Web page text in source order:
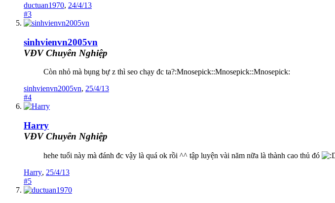
ductuan1970, 24/4/13
#3
sinhvienvn2005vn
VĐV Chuyên Nghiệp
Còn nhỏ mà bụng bự z thì seo chạy đc ta?:Mnosepick::Mnosepick::Mnosepick:
sinhvienvn2005vn, 25/4/13
#4
Harry
VĐV Chuyên Nghiệp
hehe tuổi này mà đánh đc vậy là quá ok rồi ^^ tập luyện vài năm nữa là thành cao thủ đó
Harry, 25/4/13
#5